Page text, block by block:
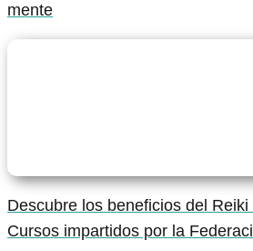
mente
Descubre los beneficios del
Cursos impartidos por la